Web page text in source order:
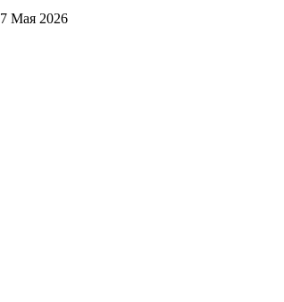
7 Мая 2026